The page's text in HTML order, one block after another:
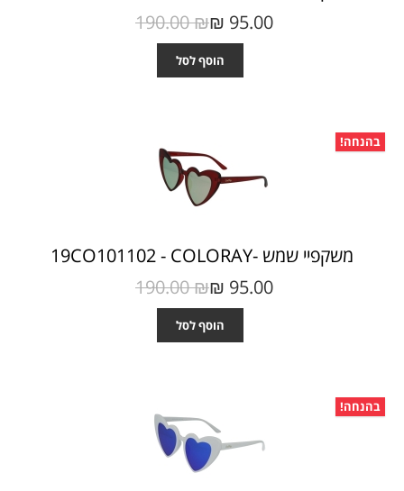
95.00 ₪‎
190.00 ₪‎
הוסף לסל
בהנחה!
משקפיי שמש -19CO101102 - COLORAY
95.00 ₪‎
190.00 ₪‎
הוסף לסל
בהנחה!